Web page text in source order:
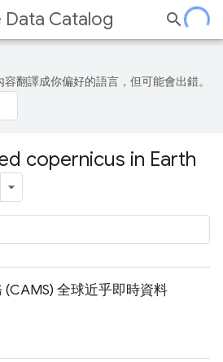
Data Catalog
翻譯成你偏好的語言，但可能會出錯。
copernicus in Earth
全球近乎即時資料